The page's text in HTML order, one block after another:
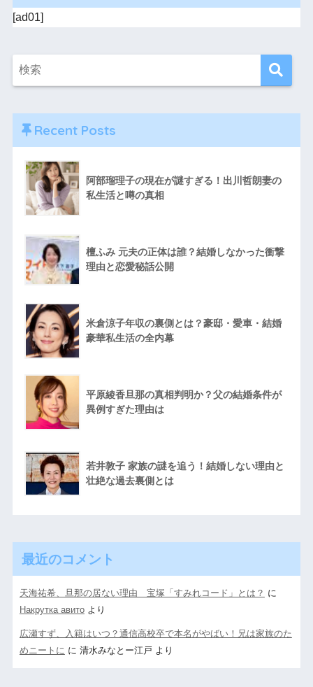
[ad01]
Recent Posts
阿部瑠理子の現在が謎すぎる！出川哲朗妻の
私生活と噂の真相
檀ふみ 元夫の正体は誰？結婚しなかった衝撃
理由と恋愛秘話公開
米倉涼子年収の裏側とは？豪邸・愛車・結婚
豪華私生活の全内幕
平原綾香旦那の真相判明か？父の結婚条件が
異例すぎた理由は
若井敦子 家族の謎を追う！結婚しない理由と
壮絶な過去裏側とは
最近のコメント
天海祐希、旦那の居ない理由 宝塚「すみれコード」とは？ に
Накрутка авитоより
広瀬すず、入籍はいつ？通信高校卒で本名がやばい！兄は家族のた
めニートに に 清水みなとー江戸 より